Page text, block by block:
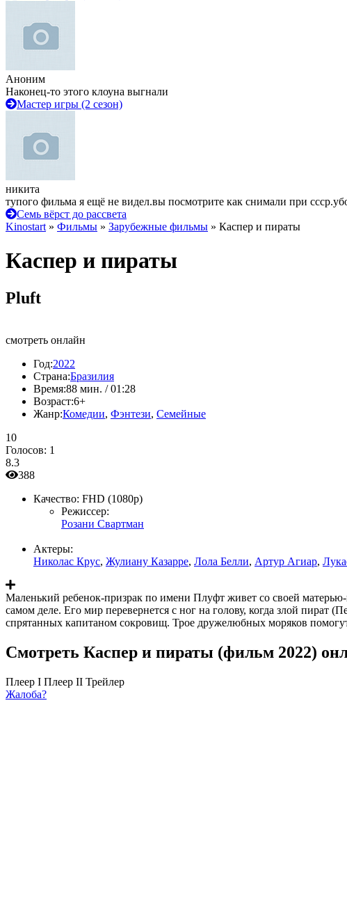
Аноним
Наконец-то этого клоуна выгнали
Мастер игры (2 сезон)
никита
тупого фильма я ещё не видел.вы посмотрите как снимали при
Семь вёрст до рассвета
Kinostart » Фильмы » Зарубежные фильмы » Каспер и пираты
Каспер и пираты
Pluft
смотреть онлайн
Год:2022
Страна:Бразилия
Время:88 мин. / 01:28
Возраст:6+
Жанр:Комедии, Фэнтези, Семейные
10
Голосов: 1
8.3
388
Качество: FHD (1080p)
Режиссер:
Розани Свартман
Актеры:
Николас Крус, Жулиану Казарре, Лола Белли, Артур Агиар,
Маленький ребенок-призрак по имени Плуфт живет со своей
самом деле. Его мир перевернется с ног на голову, когда злой пират
спрятанных капитаном сокровищ. Трое дружелюбных моряков
Смотреть Каспер и пираты (фильм 2022)
Плеер I Плеер II Трейлер
Жалоба?